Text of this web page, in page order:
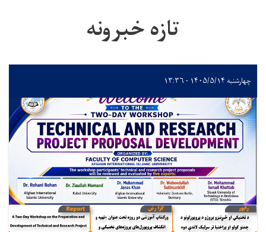
تازه خبرونه
چهارشنبه ۱۴۰۵/۵/۱۴ - ۱۳:۳۶